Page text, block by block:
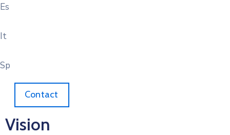
Es
It
Sp
Contact
Vision